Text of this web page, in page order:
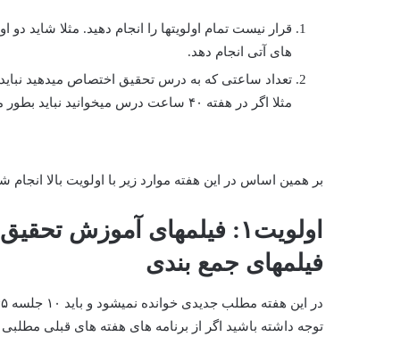
قرار نیست تمام اولویتها را انجام دهید. مثلا شاید
های آتی انجام دهد.
تعداد ساعتی که به درس تحقیق اختصاص میدهید
مثلا اگر در هفته ۴۰ ساعت درس میخوانید نباید بطور میانگین بیشتر از ۱۰ ساعت به تحقیق اختصاص دهید.
بر همین اساس در این هفته موارد زیر با اولویت بالا انجام
فیلمهای جمع بندی
توجه داشته باشید اگر از برنامه های هفته های قبلی